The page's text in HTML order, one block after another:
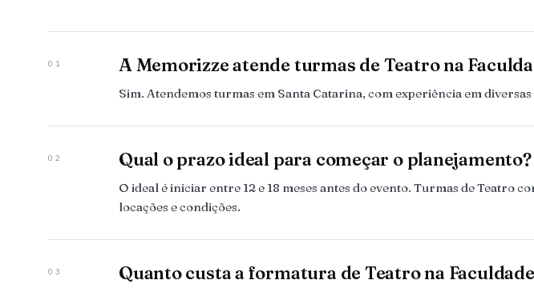
01 A Memorizze atende turmas de Teatro na
Sim. Atendemos turmas em Santa Catarina, com experiência em
02 Qual o prazo ideal para começar o planejamento?
O ideal é iniciar entre 12 e 18 meses antes do evento. Turmas de Teatro
locações e condições.
03 Quanto custa a formatura de Teatro na